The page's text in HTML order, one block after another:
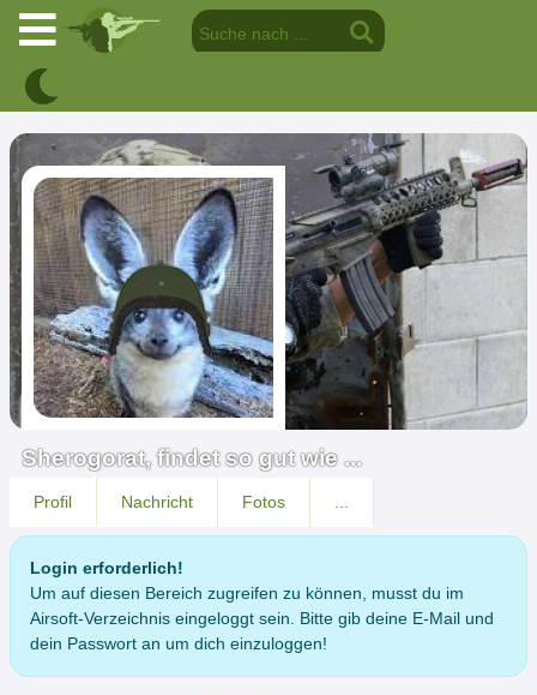
Sherogorat, findet so gut wie ...
Profil Nachricht Fotos
Login erforderlich!
Um auf diesen Bereich zugreifen zu können, musst du im
Airsoft-Verzeichnis eingeloggt sein. Bitte gib deine E-Mail und
dein Passwort an um dich einzuloggen!